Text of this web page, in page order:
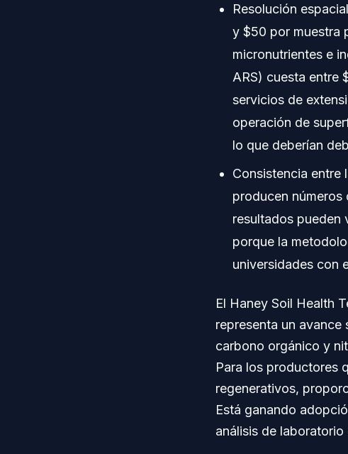
Resolución
y $50 por muestra
micronutrientes e
ARS) cuesta entre
servicios de
operación de
lo que deberían
Consistencia
producen
resultados pueden
porque la
universidades con
El Haney Soil Health
representa un
carbono orgánico y
Para los productores
regenerativos,
Está ganando
análisis de